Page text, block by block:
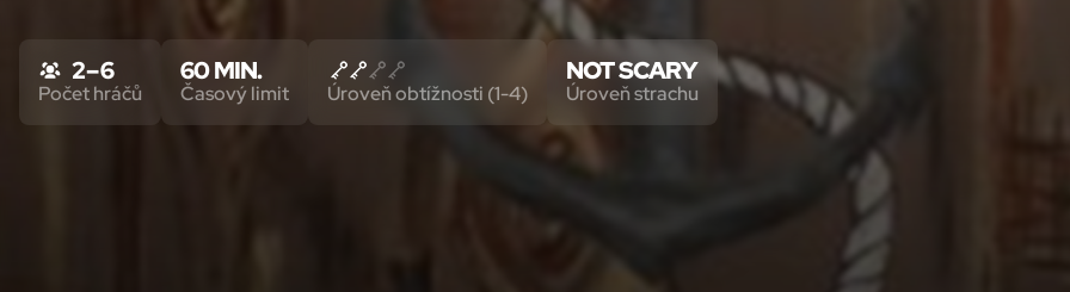
2 – 6
Počet hráčů
60 MIN.
Časový limit Úroveň obtížnosti (1-4)
NOT SCARY
Úroveň strachu